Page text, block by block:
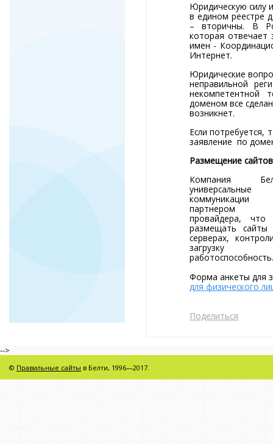
Юридическую силу
в едином реестре
– вторичны. В
которая отвечает
имен -
Интернет.
Юридические
неправильной
некомпетентной
доменом все
возникнет.
Если потребуется,
заявление по
Размещение сайтов
Компания
универсальные
коммуникации
партнером
провайдера, что
размещать сайты
серверах,
Форма анкеты для
для физического
Поделиться
-->
© Правильные сайты в Белти, 1996—2017.